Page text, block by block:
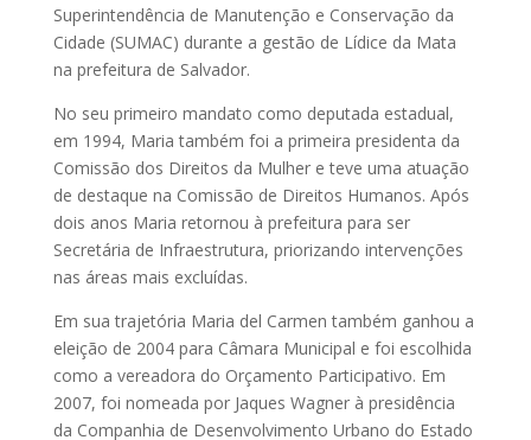
Superintendência de Manutenção e Conservação da
Cidade (SUMAC) durante a gestão de Lídice da Mata
na prefeitura de Salvador.
No seu primeiro mandato como deputada estadual,
em 1994, Maria também foi a primeira presidenta da
Comissão dos Direitos da Mulher e teve uma atuação
de destaque na Comissão de Direitos Humanos. Após
dois anos Maria retornou à prefeitura para ser
Secretária de Infraestrutura, priorizando intervenções
nas áreas mais excluídas.
Em sua trajetória Maria del Carmen também ganhou a
eleição de 2004 para Câmara Municipal e foi escolhida
como a vereadora do Orçamento Participativo. Em
2007, foi nomeada por Jaques Wagner à presidência
da Companhia de Desenvolvimento Urbano do Estado